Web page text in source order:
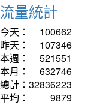
流量統計
今天：
100662
昨天：
107346
本週：
521551
本月：
632746
總計： 32836223
平均：
9879